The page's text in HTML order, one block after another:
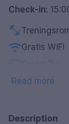
Check-in:
fitness_center
wifiGratis WiFi
local_barBar
Read more
Description